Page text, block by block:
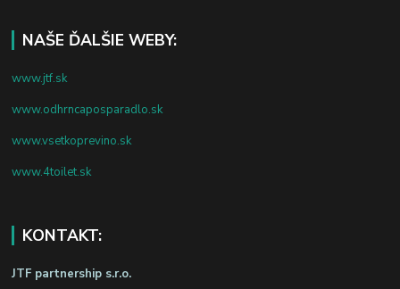
NAŠE ĎALŠIE WEBY:
www.jtf.sk
www.odhrncaposparadlo.sk
www.vsetkoprevino.sk
www.4toilet.sk
KONTAKT:
JTF partnership s.r.o.